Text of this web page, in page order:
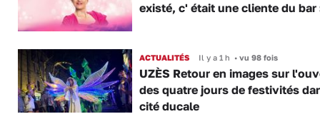
existé, c' était une cliente du bar
ACTUALITÉS Il y a 1 h •vu 98 fois
UZÈS Retour en images sur
des quatre jours de festivités
cité ducale